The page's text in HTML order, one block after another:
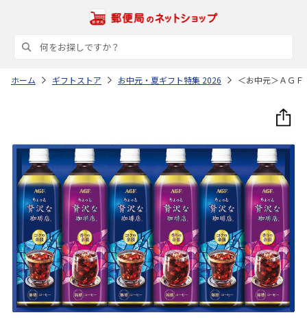
ホーム ギフトストア お中元・夏ギフト特集 2026 ＜お中元＞ＡＧ